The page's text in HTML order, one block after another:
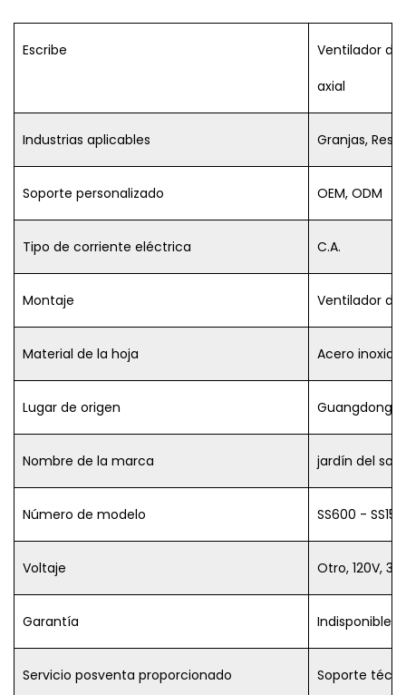
Escribe
Ventilador de
axial
Industrias aplicables Granjas,
Soporte personalizado OEM, ODM
Tipo de corriente eléctrica C.A.
Montaje Ventilador
Material de la hoja Acero
Lugar de origen Guangdong,
Nombre de la marca jardín del sol
Número de modelo SS600 -
Voltaje Otro, 120V,
Garantía Indisponible
Servicio posventa proporcionado Soporte